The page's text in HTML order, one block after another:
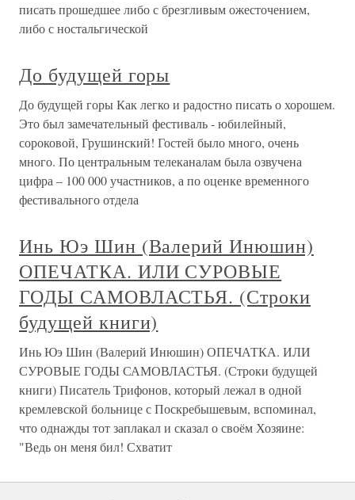
писать прошедшее либо с брезгливым ожесточением,
либо с ностальгической
До будущей горы
До будущей горы Как легко и радостно писать о хорошем.
Это был замечательный фестиваль - юбилейный,
сороковой, Грушинский! Гостей было много, очень
много. По центральным телеканалам была озвучена
цифра – 100 000 участников, а по оценке временного
фестивального отдела
Инь Юэ Шин (Валерий Инюшин)
ОПЕЧАТКА. ИЛИ СУРОВЫЕ
ГОДЫ САМОВЛАСТЬЯ. (Строки
будущей книги)
Инь Юэ Шин (Валерий Инюшин) ОПЕЧАТКА. ИЛИ
СУРОВЫЕ ГОДЫ САМОВЛАСТЬЯ. (Строки будущей
книги) Писатель Трифонов, который лежал в одной
кремлевской больнице с Поскребышевым, вспоминал,
что однажды тот заплакал и сказал о своём Хозяине:
"Ведь он меня бил! Схватит